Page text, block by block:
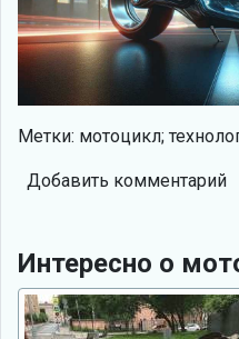
Метки: мотоцикл;
Добавить комментарий
Интересно о